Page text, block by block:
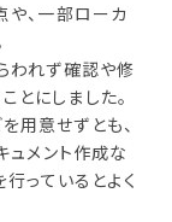
、一部ローカ
われず確認や修
にしました。
用意せずとも、
ュメント作成な
っているとよく